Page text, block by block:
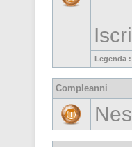
Legenda
Compleanni